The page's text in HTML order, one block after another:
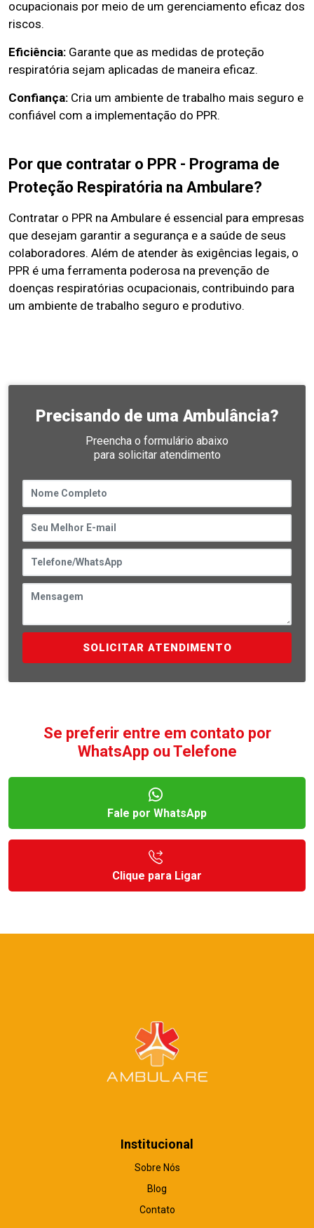
ocupacionais por meio de um gerenciamento eficaz dos
riscos.
Eficiência: Garante que as medidas de proteção
respiratória sejam aplicadas de maneira eficaz.
Confiança: Cria um ambiente de trabalho mais seguro e
confiável com a implementação do PPR.
Por que contratar o PPR - Programa de
Proteção Respiratória na Ambulare?
Contratar o PPR na Ambulare é essencial para empresas
que desejam garantir a segurança e a saúde de seus
colaboradores. Além de atender às exigências legais, o
PPR é uma ferramenta poderosa na prevenção de
doenças respiratórias ocupacionais, contribuindo para
um ambiente de trabalho seguro e produtivo.
Precisando de uma Ambulância?
Preencha o formulário abaixo
para solicitar atendimento
SOLICITAR ATENDIMENTO
Se preferir entre em contato por
WhatsApp ou Telefone
Fale por WhatsApp
Clique para Ligar
Institucional
Sobre Nós
Blog
Contato